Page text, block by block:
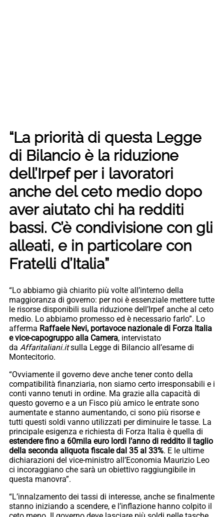
“La priorità di questa Legge
di Bilancio è la riduzione
dell’Irpef per i lavoratori
anche del ceto medio dopo
aver aiutato chi ha redditi
bassi. C’è condivisione con gli
alleati, e in particolare con
Fratelli d’Italia”
“Lo abbiamo già chiarito più volte all’interno della
maggioranza di governo: per noi è essenziale mettere tutte
le risorse disponibili sulla riduzione dell’Irpef anche al ceto
medio. Lo abbiamo promesso ed è necessario farlo”. Lo
afferma Raffaele Nevi, portavoce nazionale di Forza Italia
e vice-capogruppo alla Camera, intervistato
da Affaritaliani.itsulla Legge di Bilancio all’esame di
Montecitorio.
“Ovviamente il governo deve anche tener conto della
compatibilità finanziaria, non siamo certo irresponsabili e i
conti vanno tenuti in ordine. Ma grazie alla capacità di
questo governo e a un Fisco più amico le entrate sono
aumentate e stanno aumentando, ci sono più risorse e
tutti questi soldi vanno utilizzati per diminuire le tasse. La
principale esigenza e richiesta di Forza Italia è quella di
estendere fino a 60mila euro lordi l’anno di reddito il taglio
della seconda aliquota fiscale dal 35 al 33%. E le ultime
dichiarazioni del vice-ministro all’Economia Maurizio Leo
ci incoraggiano che sarà un obiettivo raggiungibile in
questa manovra”.
“L’innalzamento dei tassi di interesse, anche se finalmente
stanno iniziando a scendere, e l’inflazione hanno colpito il